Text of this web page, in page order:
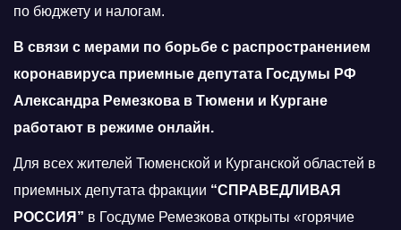
по бюджету и налогам.
В связи с мерами по борьбе с распространением
коронавируса приемные депутата Госдумы РФ
Александра Ремезкова в Тюмени и Кургане
работают в режиме онлайн.
Для всех жителей Тюменской и Курганской областей в
приемных депутата фракции “СПРАВЕДЛИВАЯ
РОССИЯ” в Госдуме Ремезкова открыты «горячие